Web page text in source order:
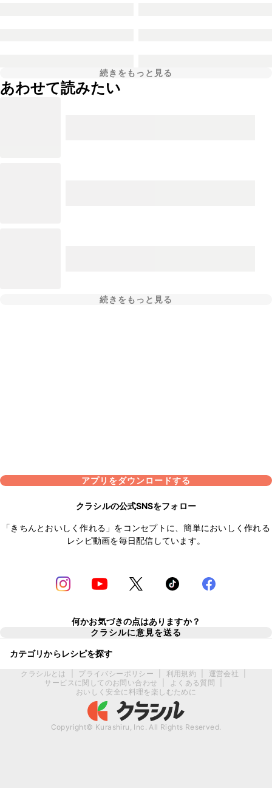
続きをもっと見る
あわせて読みたい
続きをもっと見る
アプリをダウンロードする
クラシルの公式SNSをフォロー
「きちんとおいしく作れる」をコンセプトに、簡単においしく作れる
レシピ動画を毎日配信しています。
何かお気づきの点はありますか？
クラシルに意見を送る
カテゴリからレシピを探す
クラシルとは プライバシーポリシー 利用規約 運営会社
サービスに関してのお問い合わせ
よくある質問
おいしく安全に料理を楽しむために
Copyright© Kurashiru, Inc. All Rights Reserved.